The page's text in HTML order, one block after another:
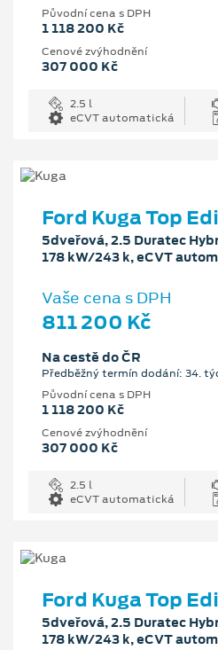
Původní cena s DPH
1 118 200 Kč
Cenové zvýhodnění
307 000 Kč
2.5 l
eCVT automatická
Ford Kuga Top
5dveřová, 2.5 Duratec
178 kW/243 k, eCVT
Vaše cena s DPH
811 200 Kč
Na cestě do ČR
Předběžný termín dodání: 34.
Původní cena s DPH
1 118 200 Kč
Cenové zvýhodnění
307 000 Kč
2.5 l
eCVT automatická
Ford Kuga Top
5dveřová, 2.5 Duratec
178 kW/243 k, eCVT